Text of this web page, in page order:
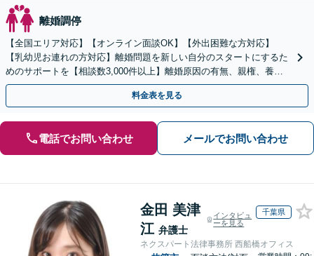
離婚調停
【全国エリア対応】【オンライン面談OK】【外出困難な方対応】
【乳幼児お連れの方対応】離婚問題を新しい自分のスタートにするた
めのサポートを【相談数3,000件以上】離婚原因の有無、親権、養育
費、財産分与、慰謝料請求【夜間・休日相談可】
料金表を見る
電話でお問い合わせ メールでお問い合わせ
金田 美津
江 弁護士
インタビュ
ーを見る
千葉県
ネクスパート法律事務所 西船橋オフィス